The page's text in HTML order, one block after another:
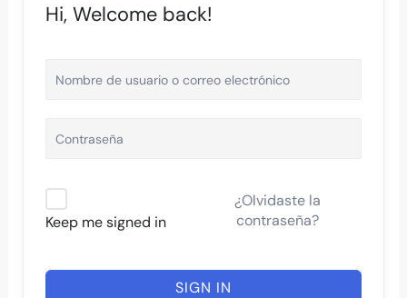
Hi, Welcome back!
Keep me signed in
¿Olvidaste la
contraseña?
SIGN IN